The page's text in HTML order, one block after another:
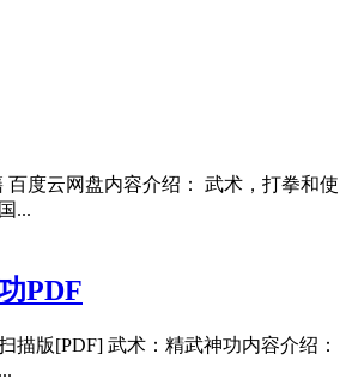
百度云网盘内容介绍： 武术，打拳和使
...
PDF
描版[PDF] 武术：精武神功内容介绍：